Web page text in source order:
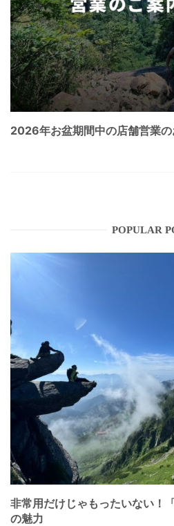
2026年お盆期間中の店舗営業
POPULAR
非常用だけじゃもったいない！
の魅力